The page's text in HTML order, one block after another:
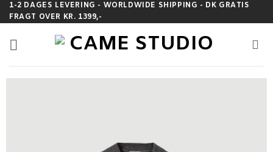
Fortsæt
til
indhold
1-2 DAGES LEVERING - WORLDWIDE SHIPPING - DK GRATIS
FRAGT OVER KR. 1399,-